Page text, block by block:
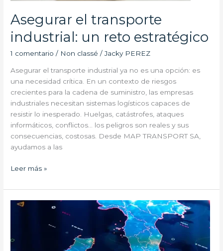
Asegurar el transporte
industrial: un reto estratégico
1 comentario / Non classé /Jacky PEREZ
Asegurar el transporte industrial ya no es una opción: es
una necesidad crítica. En un contexto de riesgos
crecientes para la cadena de suministro, las empresas
industriales necesitan sistemas logísticos capaces de
resistir lo inesperado. Huelgas, catástrofes, ataques
informáticos, conflictos… los peligros son reales y sus
consecuencias, costosas. Desde MAP TRANSPORT SA,
ayudamos a las
Leer más »
Optimizar
Francia